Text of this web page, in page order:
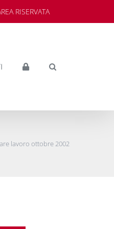
RISERVATA
lavoro ottobre 2002